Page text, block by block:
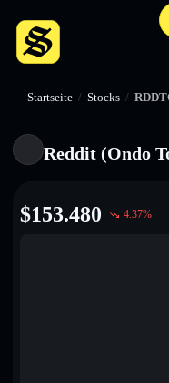
Startseite / Stocks /
Reddit (Ondo
$153.480 4.37%